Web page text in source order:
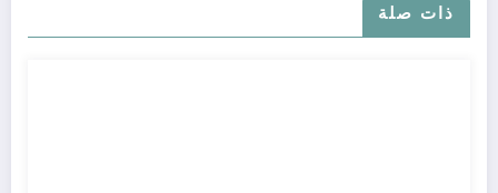
ذات صلة